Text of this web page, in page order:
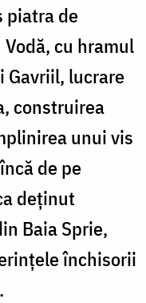
piatra de
cu hramul
Gavriil, lucrare
construirea
unui vis
de pe
deţinut
Baia Sprie,
închisorii